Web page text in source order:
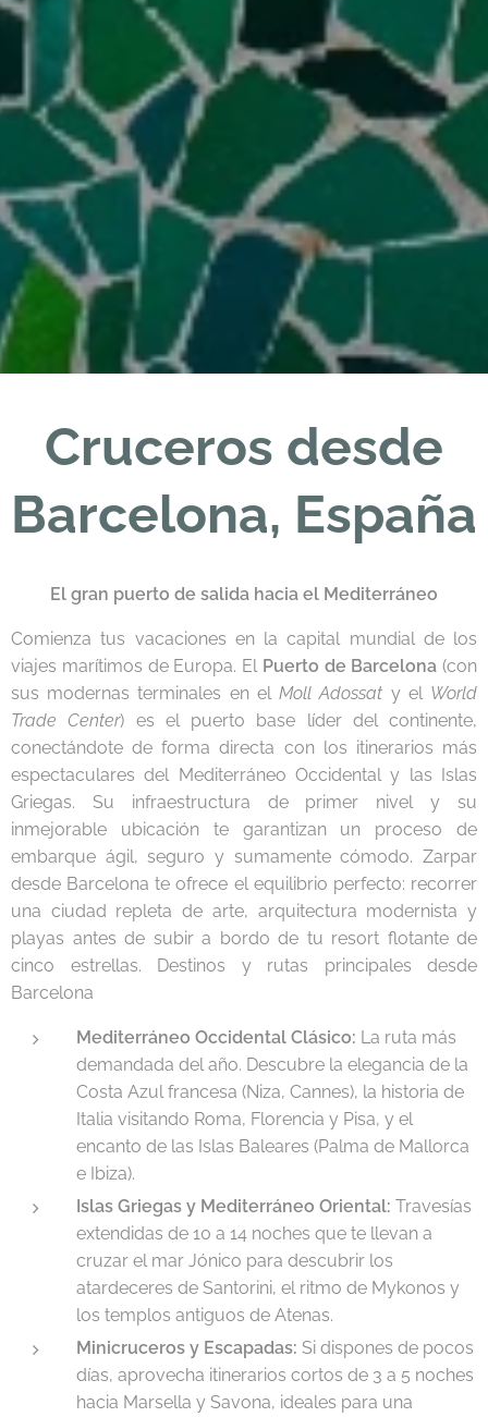
Cruceros desde
Barcelona, España
El gran puerto de salida hacia el Mediterráneo
Comienza tus vacaciones en la capital mundial de los
viajes marítimos de Europa. El Puerto de Barcelona (con
sus modernas terminales en elMoll Adossat y el World
Trade Center) es el puerto base líder del continente,
conectándote de forma directa con los itinerarios más
espectaculares del Mediterráneo Occidental y las Islas
Griegas. Su infraestructura de primer nivel y su
inmejorable ubicación te garantizan un proceso de
embarque ágil, seguro y sumamente cómodo. Zarpar
desde Barcelona te ofrece el equilibrio perfecto: recorrer
una ciudad repleta de arte, arquitectura modernista y
playas antes de subir a bordo de tu resort flotante de
cinco estrellas. Destinos y rutas principales desde
Barcelona
Mediterráneo Occidental Clásico: La ruta más
demandada del año. Descubre la elegancia de la
Costa Azul francesa (Niza, Cannes), la historia de
Italia visitando Roma, Florencia y Pisa, y el
encanto de las Islas Baleares (Palma de Mallorca
e Ibiza).
Islas Griegas y Mediterráneo Oriental: Travesías
extendidas de 10 a 14 noches que te llevan a
cruzar el mar Jónico para descubrir los
atardeceres de Santorini, el ritmo de Mykonos y
los templos antiguos de Atenas.
Minicruceros y Escapadas: Si dispones de pocos
días, aprovecha itinerarios cortos de 3 a 5 noches
hacia Marsella y Savona, ideales para una